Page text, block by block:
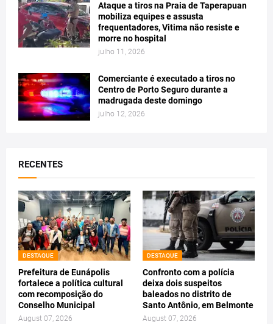
Ataque a tiros na Praia de Taperapuan
mobiliza equipes e assusta
frequentadores, Vitima não resiste e
morre no hospital
julho 11, 2026
Comerciante é executado a tiros no
Centro de Porto Seguro durante a
madrugada deste domingo
julho 12, 2026
RECENTES
DESTAQUE
Prefeitura de Eunápolis
fortalece a política cultural
com recomposição do
Conselho Municipal
August 07, 2026
DESTAQUE
Confronto com a polícia
deixa dois suspeitos
baleados no distrito de
Santo Antônio, em Belmonte
August 07, 2026